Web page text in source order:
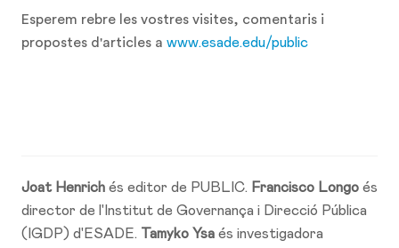
Esperem rebre les vostres visites, comentaris i
propostes d'articles a www.esade.edu/public
Joat Henrich és editor de PUBLIC. Francisco Longo és
director de l'Institut de Governança i Direcció Pública
(IGDP) d'ESADE. Tamyko Ysa és investigadora